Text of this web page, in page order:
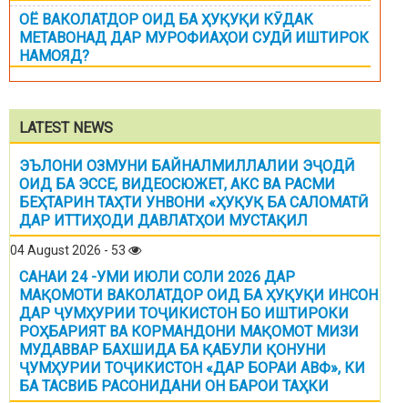
ОЁ ВАКОЛАТДОР ОИД БА ҲУҚУҚИ КӮДАК
МЕТАВОНАД ДАР МУРОФИАҲОИ СУДӢ ИШТИРОК
НАМОЯД?
LATEST NEWS
ЭЪЛОНИ ОЗМУНИ БАЙНАЛМИЛЛАЛИИ ЭҶОДӢ
ОИД БА ЭССЕ, ВИДЕОСЮЖЕТ, АКС ВА РАСМИ
БЕҲТАРИН ТАҲТИ УНВОНИ «ҲУҚУҚ БА САЛОМАТӢ
ДАР ИТТИҲОДИ ДАВЛАТҲОИ МУСТАҚИЛ
04 August 2026 - 53
САНАИ 24 -УМИ ИЮЛИ СОЛИ 2026 ДАР
МАҚОМОТИ ВАКОЛАТДОР ОИД БА ҲУҚУҚИ ИНСОН
ДАР ҶУМҲУРИИ ТОҶИКИСТОН БО ИШТИРОКИ
РОҲБАРИЯТ ВА КОРМАНДОНИ МАҚОМОТ МИЗИ
МУДАВВАР БАХШИДА БА ҚАБУЛИ ҚОНУНИ
ҶУМҲУРИИ ТОҶИКИСТОН «ДАР БОРАИ АВФ», КИ
БА ТАСВИБ РАСОНИДАНИ ОН БАРОИ ТАҲКИ